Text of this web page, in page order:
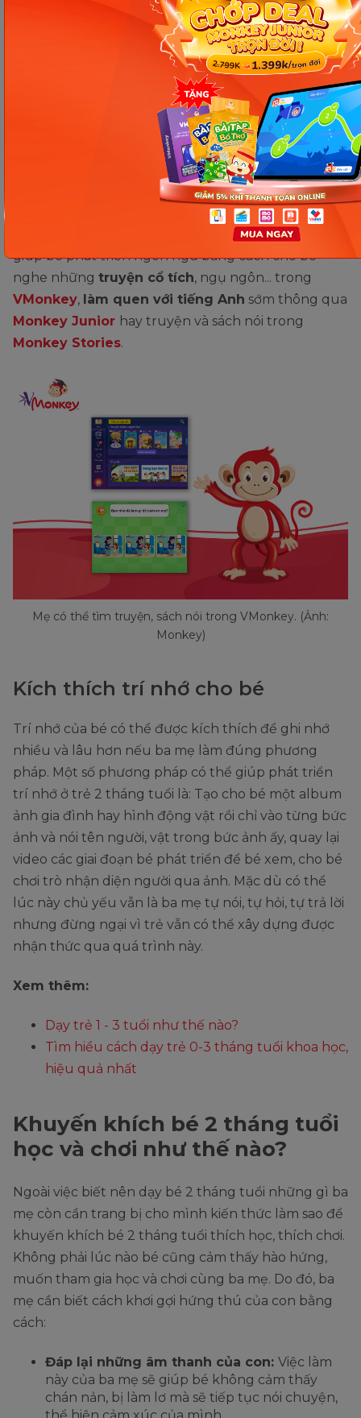
Dạy ngôn ngữ và đếm
Mặc dù 2 tháng tuổi chưa thể hiểu được những
điều ba mẹ nói nhưng nếu dạy bé ngôn ngữ và
cách đếm từ bây giờ có thể giúp trẻ sớm phát triển
tư duy và nhận thức. Ba mẹ có thể dạy bé ngôn
ngữ và đếm bằng cách cùng bé đếm các ngón
chân, ngón tay, trò chuyện, đọc sách nhiều cho bé
nghe, cho bé nghe nhạc hay hát ru bé,... Hay có thể
giúp bé phát triển ngôn ngữ bằng cách cho bé
nghe những truyện cổ tích, ngụ ngôn... trong
VMonkey, làm quen với tiếng Anh sớm thông qua
Monkey Junior hay truyện và sách nói trong
Monkey Stories.
Mẹ có thể tìm truyện, sách nói trong VMonkey. (Ảnh:
Monkey)
Kích thích trí nhớ cho bé
Trí nhớ của bé có thể được kích thích để ghi nhớ
nhiều và lâu hơn nếu ba mẹ làm đúng phương
pháp. Một số phương pháp có thể giúp phát triển
trí nhớ ở trẻ 2 tháng tuổi là: Tạo cho bé một album
ảnh gia đình hay hình động vật rồi chỉ vào từng bức
ảnh và nói tên người, vật trong bức ảnh ấy, quay lại
video các giai đoạn bé phát triển để bé xem, cho bé
chơi trò nhận diện người qua ảnh. Mặc dù có thể
lúc này chủ yếu vẫn là ba mẹ tự nói, tự hỏi, tự trả lời
nhưng đừng ngại vì trẻ vẫn có thể xây dựng được
nhận thức qua quá trình này.
Xem thêm:
Dạy trẻ 1 - 3 tuổi như thế nào?
Tìm hiểu cách dạy trẻ 0-3 tháng tuổi khoa học,
hiệu quả nhất
Khuyến khích bé 2 tháng tuổi
học và chơi như thế nào?
Ngoài việc biết nên dạy bé 2 tháng tuổi những gì ba
mẹ còn cần trang bị cho mình kiến thức làm sao để
khuyến khích bé 2 tháng tuổi thích học, thích chơi.
Không phải lúc nào bé cũng cảm thấy hào hứng,
muốn tham gia học và chơi cùng ba mẹ. Do đó, ba
mẹ cần biết cách khơi gợi hứng thú của con bằng
cách:
Đáp lại những âm thanh của con: Việc làm
này của ba mẹ sẽ giúp bé không cảm thấy
chán nản, bị làm lơ mà sẽ tiếp tục nói chuyện,